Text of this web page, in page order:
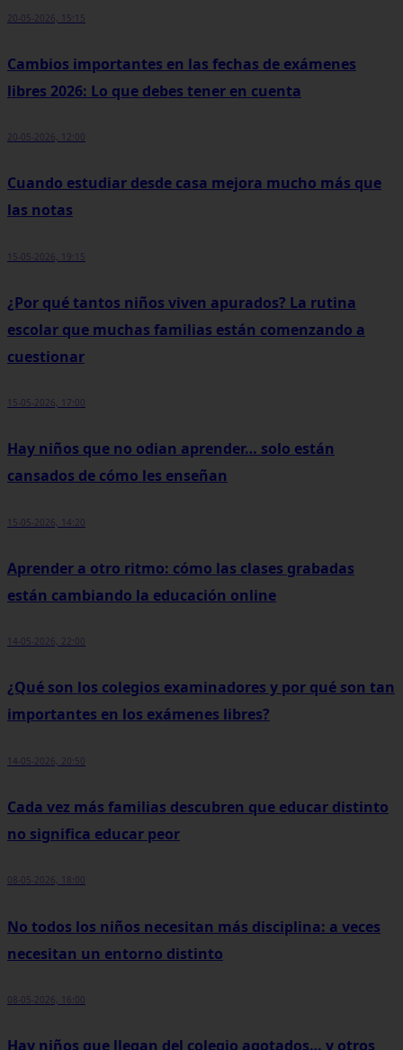
20-05-2026, 15:15
Cambios importantes en las fechas de exámenes
libres 2026: Lo que debes tener en cuenta
20-05-2026, 12:00
Cuando estudiar desde casa mejora mucho más que
las notas
15-05-2026, 19:15
¿Por qué tantos niños viven apurados? La rutina
escolar que muchas familias están comenzando a
cuestionar
15-05-2026, 17:00
Hay niños que no odian aprender… solo están
cansados de cómo les enseñan
15-05-2026, 14:20
Aprender a otro ritmo: cómo las clases grabadas
están cambiando la educación online
14-05-2026, 22:00
¿Qué son los colegios examinadores y por qué son tan
importantes en los exámenes libres?
14-05-2026, 20:50
Cada vez más familias descubren que educar distinto
no significa educar peor
08-05-2026, 18:00
No todos los niños necesitan más disciplina: a veces
necesitan un entorno distinto
08-05-2026, 16:00
Hay niños que llegan del colegio agotados… y otros